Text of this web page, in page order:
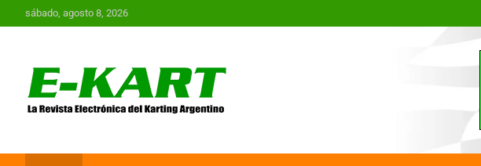
al
sábado, agosto 8, 2026